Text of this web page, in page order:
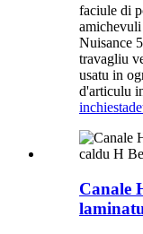
faciule di
Nuisance
travagliu
usatu in
d'articulu
inchiesta
Canale